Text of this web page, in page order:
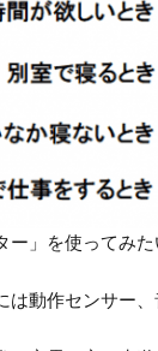
ー」を使ってみ
は動作センサー